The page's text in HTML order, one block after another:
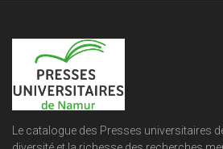
Le catalogue des Presses universitaires